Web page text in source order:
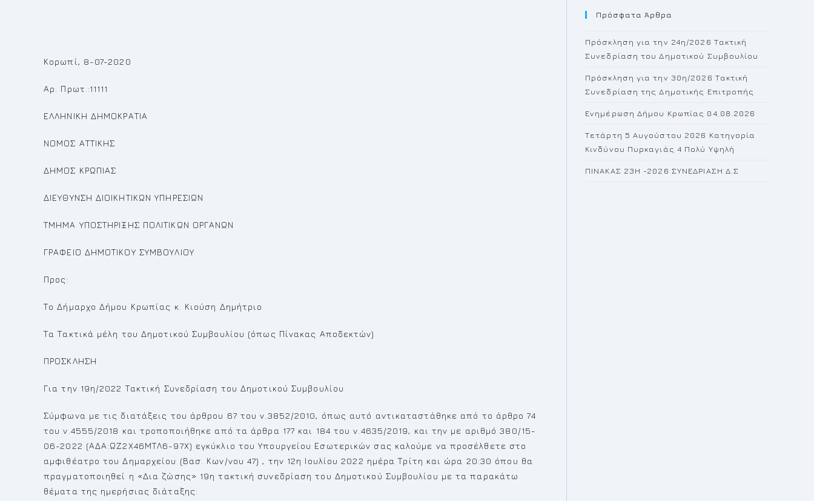
Κορωπί, 8-07-2020
Αρ. Πρωτ.:11111
ΕΛΛΗΝΙΚΗ ΔΗΜΟΚΡΑΤΙΑ
ΝΟΜΟΣ ΑΤΤΙΚΗΣ
ΔΗΜΟΣ ΚΡΩΠΙΑΣ
ΔΙΕΥΘΥΝΣΗ ΔΙΟΙΚΗΤΙΚΩΝ ΥΠΗΡΕΣΙΩΝ
ΤΜΗΜΑ ΥΠΟΣΤΗΡΙΞΗΣ ΠΟΛΙΤΙΚΩΝ ΟΡΓΑΝΩΝ
ΓΡΑΦΕΙΟ ΔΗΜΟΤΙΚΟΥ ΣΥΜΒΟΥΛΙΟΥ
Προς:
Το Δήμαρχο Δήμου Κρωπίας κ. Κιούση Δημήτριο
Τα Τακτικά μέλη του Δημοτικού Συμβουλίου (όπως Πίνακας Αποδεκτών)
ΠΡΟΣΚΛΗΣΗ
Για την 19η/2022 Τακτική Συνεδρίαση του Δημοτικού Συμβουλίου
Σύμφωνα με τις διατάξεις του άρθρου 67 του ν.3852/2010, όπως αυτό αντικαταστάθηκε από το άρθρο 74
του ν.4555/2018 και τροποποιήθηκε από τα άρθρα 177 και 184 του ν.4635/2019, και την με αριθμό 380/15-
06-2022 (ΑΔΑ:ΩΖ2Χ46ΜΤΛ6-97Χ) εγκύκλιο του Υπουργείου Εσωτερικών σας καλούμε να προσέλθετε στο
αμφιθέατρο του Δημαρχείου (Βασ. Κων/νου 47) , την 12η Ιουλίου 2022 ημέρα Τρίτη και ώρα 20:30 όπου θα
πραγματοποιηθεί η «Δια ζώσης» 19η τακτική συνεδρίαση του Δημοτικού Συμβουλίου με τα παρακάτω
θέματα της ημερήσιας διάταξης:
Πρόσφατα Άρθρα
Πρόσκληση για την 24η/2026 Τακτική
Συνεδρίαση του Δημοτικού Συμβουλίου
Πρόσκληση για την 30η/2026 Τακτική
Συνεδρίαση της Δημοτικής Επιτροπής
Ενημέρωση Δήμου Κρωπίας 04.08.2026
Τετάρτη 5 Αυγούστου 2026 Κατηγορία
Κινδύνου Πυρκαγιάς 4 Πολύ Υψηλή
ΠΙΝΑΚΑΣ 23H -2026 ΣΥΝΕΔΡΙΑΣΗ Δ.Σ